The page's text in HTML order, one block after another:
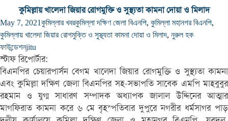
কুমিল্লায় খালেদা জিয়ার রোগমুক্তি ও সুস্থ্যতা কামনা দোয়া ও মিলাদ
May 7, 2021কুমিল্লার খবরকুমিল্লা দক্ষিণ জেলা বিএনপি, কুমিল্লা মহানগর বিএনপি,
কুমিল্লায় খালেদা জিয়ার রোগমুক্তি ও সুস্থ্যতা কামনা দোয়া ও মিলাদ, নুরুল হক
ফাউন্ডেশনjitu
স্টাফ রিপোর্টার:
বিএনপির চেয়ারপার্সন বেগম খালেদা জিয়ার রোগমুক্তি ও সুস্থ্যতা কামনা
এবং কুমিল্লা দক্ষিণ জেলা বিএনপির সহ-সভাপতি সাবেক এমপি মাহবুবুর
রহমান ও যুগ্ম সাধারণ সম্পাদক অধ্যাপক জালাল উদ্দিনের আত্মার
মাগফিরাত কামনা করে ৬ মে বৃহস্পতিবার দুপুরে নগরীর ধর্মসাগর পাড়